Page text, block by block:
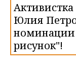
Юлия
номинации
рисунок"!